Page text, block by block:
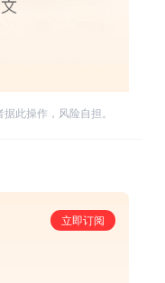
此操作，风险自担。
立即订阅